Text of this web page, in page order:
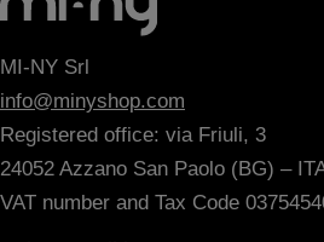
MI-NY Srl
info@minyshop.com
Registered office: via Friuli, 3
24052 Azzano San Paolo (BG) –
VAT number and Tax Code